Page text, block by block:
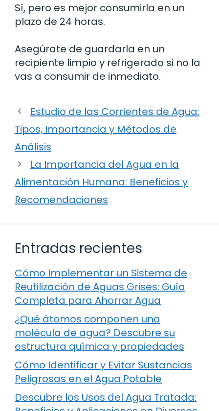
Sí, pero es mejor consumirla en un
plazo de 24 horas.
Asegúrate de guardarla en un
recipiente limpio y refrigerado si no la
vas a consumir de inmediato.
Estudio de las Corrientes de Agua:
Tipos, Importancia y Métodos de
Análisis
La Importancia del Agua en la
Alimentación Humana: Beneficios y
Recomendaciones
Entradas recientes
Cómo Implementar un Sistema de
Reutilización de Aguas Grises: Guía
Completa para Ahorrar Agua
¿Qué átomos componen una
molécula de agua? Descubre su
estructura química y propiedades
Cómo Identificar y Evitar Sustancias
Peligrosas en el Agua Potable
Descubre los Usos del Agua Tratada: